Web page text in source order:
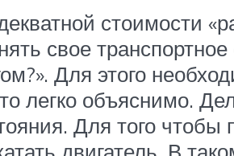
стоимости
свое
Для этого
легко объяснимо.
Для того